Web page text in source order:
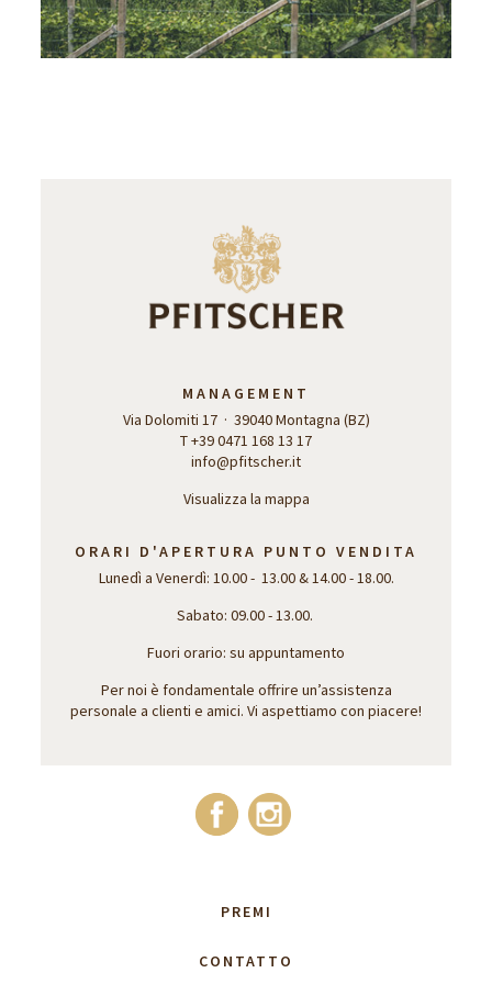
MANAGEMENT
Via Dolomiti 17 · 39040 Montagna (BZ)
T +39 0471 168 13 17
info@pfitscher.it
Visualizza la mappa
ORARI D'APERTURA PUNTO VENDITA
Lunedì a Venerdì: 10.00 - 13.00 & 14.00 - 18.00.
Sabato: 09.00 - 13.00.
Fuori orario: su appuntamento
Per noi è fondamentale offrire un’assistenza
personale a clienti e amici. Vi aspettiamo con piacere!
PREMI
CONTATTO